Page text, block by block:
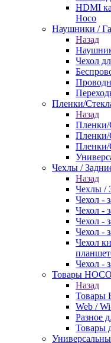
HDMI
Hoco
Наушники /
Назад
Чехол
Пленки/
Назад
Пленки/
Пленки/
Пленки/
Чехлы /
Назад
Чехлы /
Чехол -
Чехол -
Чехол -
Чехол -
Чехол
Чехол -
Товары
Назад
Товары
Web /
Разное
Товары